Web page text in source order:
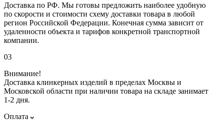
Доставка по РФ. Мы готовы предложить наиболее удобную
по скорости и стоимости схему доставки товара в любой
регион Российской Федерации. Конечная сумма зависит от
удаленности объекта и тарифов конкретной транспортной
компании.
03
Внимание!
Доставка клинкерных изделий в пределах Москвы и
Московской области при наличии товара на складе занимает
1-2 дня.
Оплата